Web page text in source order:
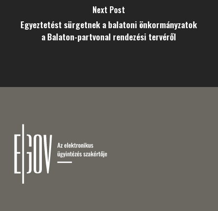
Next Post
Egyeztetést sürgetnek a balatoni önkormányzatok
a Balaton-partvonal rendezési tervéről